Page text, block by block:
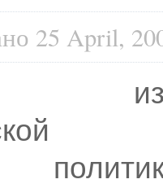
25 April,